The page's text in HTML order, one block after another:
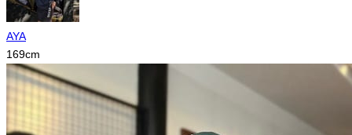
AYA
169cm